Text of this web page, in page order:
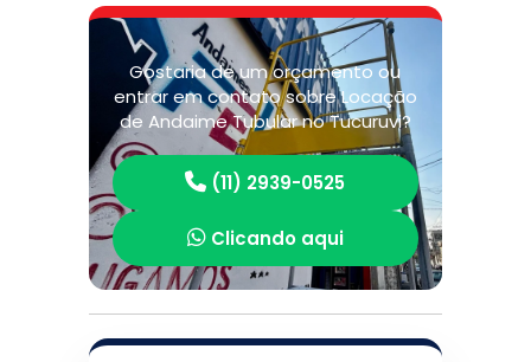
Gostaria de um orçamento ou
entrar em contato sobre Locação
de Andaime Tubular no Tucuruvi?
(11) 2939-0525
Clicando aqui